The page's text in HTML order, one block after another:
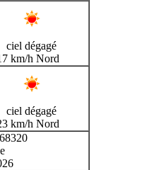
ciel dégagé
km/h Nord
ciel dégagé
km/h Nord